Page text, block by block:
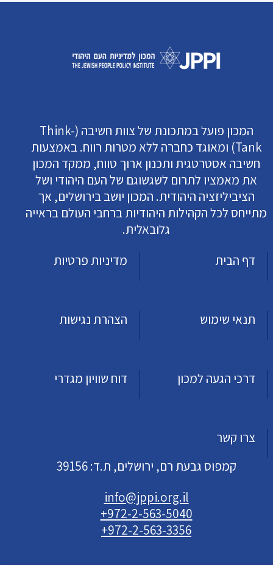
המכון פועל במתכונת של צוות חשיבה (Think-
Tank) ומאוגד כחברה ללא מטרות רווח. באמצעות
חשיבה אסטרטגית ותכנון ארוך טווח, ממקד המכון
את מאמציו לתרום לשגשוגם של העם היהודי ושל
הציביליזציה היהודית. המכון יושב בירושלים, אך
מתייחס לכל הקהילות היהודיות ברחבי העולם בראייה
גלובאלית.
דף הבית
מדיניות פרטיות
תנאי שימוש הצהרת נגישות
דרכי הגעה למכון דוח שוויון מגדרי
צרו קשר
קמפוס גבעת רם, ירושלים, ת.ד: 39156
info@jppi.org.il
+972-2-563-5040
+972-2-563-3356